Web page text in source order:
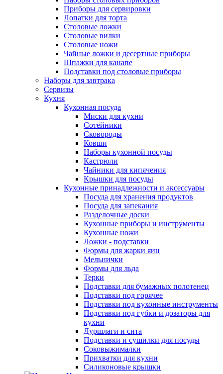
Приборы для сервировки
Лопатки для торта
Столовые ложки
Столовые вилки
Столовые ножи
Чайные ложки и десертные приборы
Шпажки для канапе
Подставки под столовые приборы
Наборы для завтрака
Сервизы
Кухня
Кухонная посуда
Миски для кухни
Сотейники
Сковороды
Ковши
Наборы кухонной посуды
Кастрюли
Чайники для кипячения
Крышки для посуды
Кухонные принадлежности и аксессуары
Посуда для хранения продуктов
Посуда для запекания
Разделочные доски
Кухонные приборы и инструменты
Кухонные ножи
Ложки - подставки
Формы для жарки яиц
Мельнички
Формы для льда
Терки
Подставки для бумажных полотенец
Подставки под горячее
Подставки под кухонные инструменты
Подставки под губки и дозаторы для
кухни
Дуршлаги и сита
Подставки и сушилки для посуды
Соковыжималки
Прихватки для кухни
Силиконовые крышки